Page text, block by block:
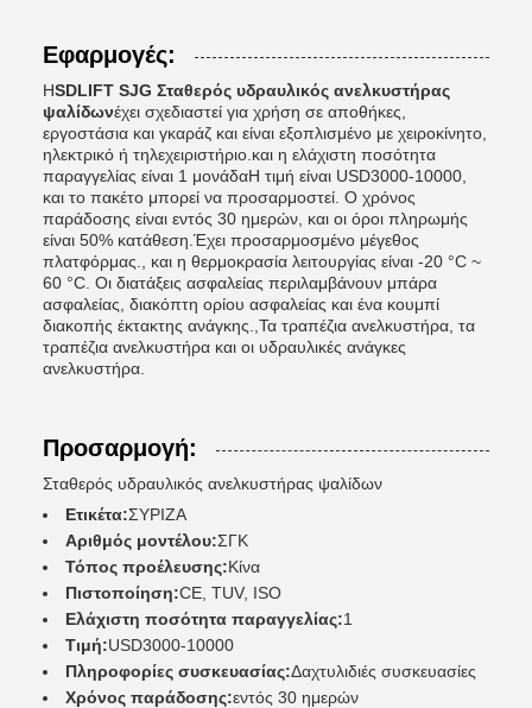
Εφαρμογές:
ΗSDLIFT SJG Σταθερός υδραυλικός ανελκυστήρας
ψαλίδωνέχει σχεδιαστεί για χρήση σε αποθήκες,
εργοστάσια και γκαράζ και είναι εξοπλισμένο με χειροκίνητο,
ηλεκτρικό ή τηλεχειριστήριο.και η ελάχιστη ποσότητα
παραγγελίας είναι 1 μονάδαΗ τιμή είναι USD3000-10000,
και το πακέτο μπορεί να προσαρμοστεί. Ο χρόνος
παράδοσης είναι εντός 30 ημερών, και οι όροι πληρωμής
είναι 50% κατάθεση.Έχει προσαρμοσμένο μέγεθος
πλατφόρμας., και η θερμοκρασία λειτουργίας είναι -20 °C ~
60 °C. Οι διατάξεις ασφαλείας περιλαμβάνουν μπάρα
ασφαλείας, διακόπτη ορίου ασφαλείας και ένα κουμπί
διακοπής έκτακτης ανάγκης.,Τα τραπέζια ανελκυστήρα, τα
τραπέζια ανελκυστήρα και οι υδραυλικές ανάγκες
ανελκυστήρα.
Προσαρμογή:
Σταθερός υδραυλικός ανελκυστήρας ψαλίδων
Ετικέτα:ΣΥΡΙΖΑ
Αριθμός μοντέλου:ΣΓΚ
Τόπος προέλευσης:Κίνα
Πιστοποίηση:CE, TUV, ISO
Ελάχιστη ποσότητα παραγγελίας:1
Τιμή:USD3000-10000
Πληροφορίες συσκευασίας:Δαχτυλιδιές συσκευασίες
Χρόνος παράδοσης:εντός 30 ημερών